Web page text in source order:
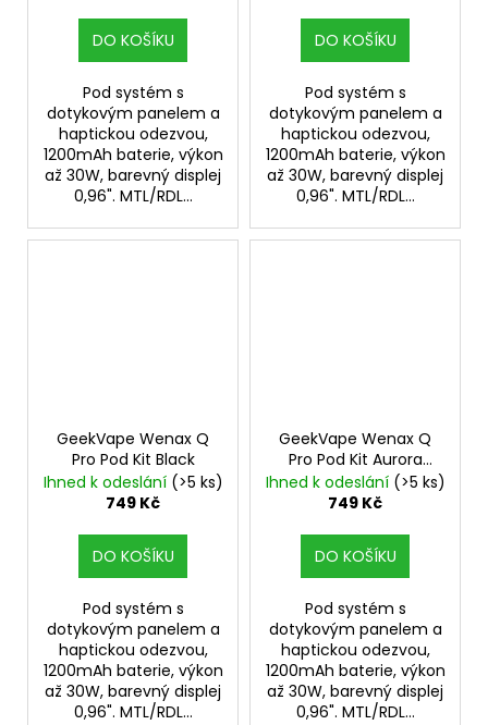
DO KOŠÍKU
Pod systém s
dotykovým panelem a
haptickou odezvou,
1200mAh baterie, výkon
až 30W, barevný displej
0,96". MTL/RDL...
DO KOŠÍKU
Pod systém s
dotykovým panelem a
haptickou odezvou,
1200mAh baterie, výkon
až 30W, barevný displej
0,96". MTL/RDL...
GeekVape Wenax Q
Pro Pod Kit Black
Ihned k odeslání (>5 ks)
749 Kč
DO KOŠÍKU
Pod systém s
dotykovým panelem a
haptickou odezvou,
1200mAh baterie, výkon
až 30W, barevný displej
0,96". MTL/RDL...
GeekVape Wenax Q
Pro Pod Kit Aurora
Green
Ihned k odeslání (>5 ks)
749 Kč
DO KOŠÍKU
Pod systém s
dotykovým panelem a
haptickou odezvou,
1200mAh baterie, výkon
až 30W, barevný displej
0,96". MTL/RDL...